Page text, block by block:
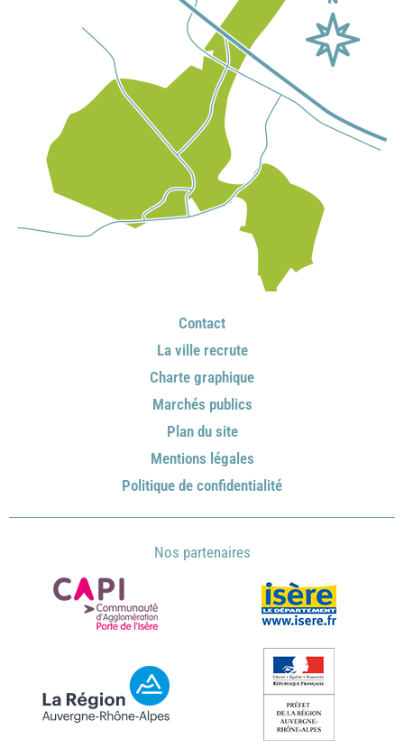
Contact
La ville recrute
Charte graphique
Marchés publics
Plan du site
Mentions légales
Politique de confidentialité
Nos partenaires